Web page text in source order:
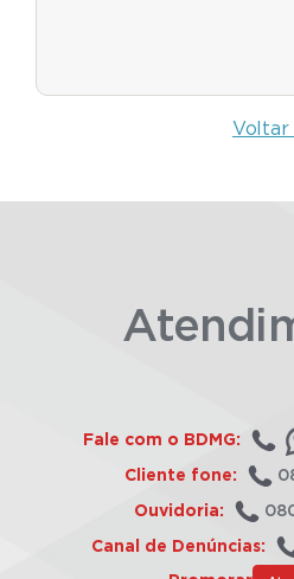
Voltar
Fale com o BDMG:
Cliente fone:
Ouvidoria:
Canal de Denúncias: